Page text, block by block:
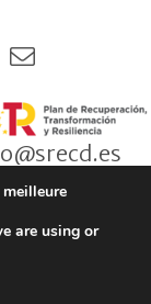
de Cantabria |
are using or